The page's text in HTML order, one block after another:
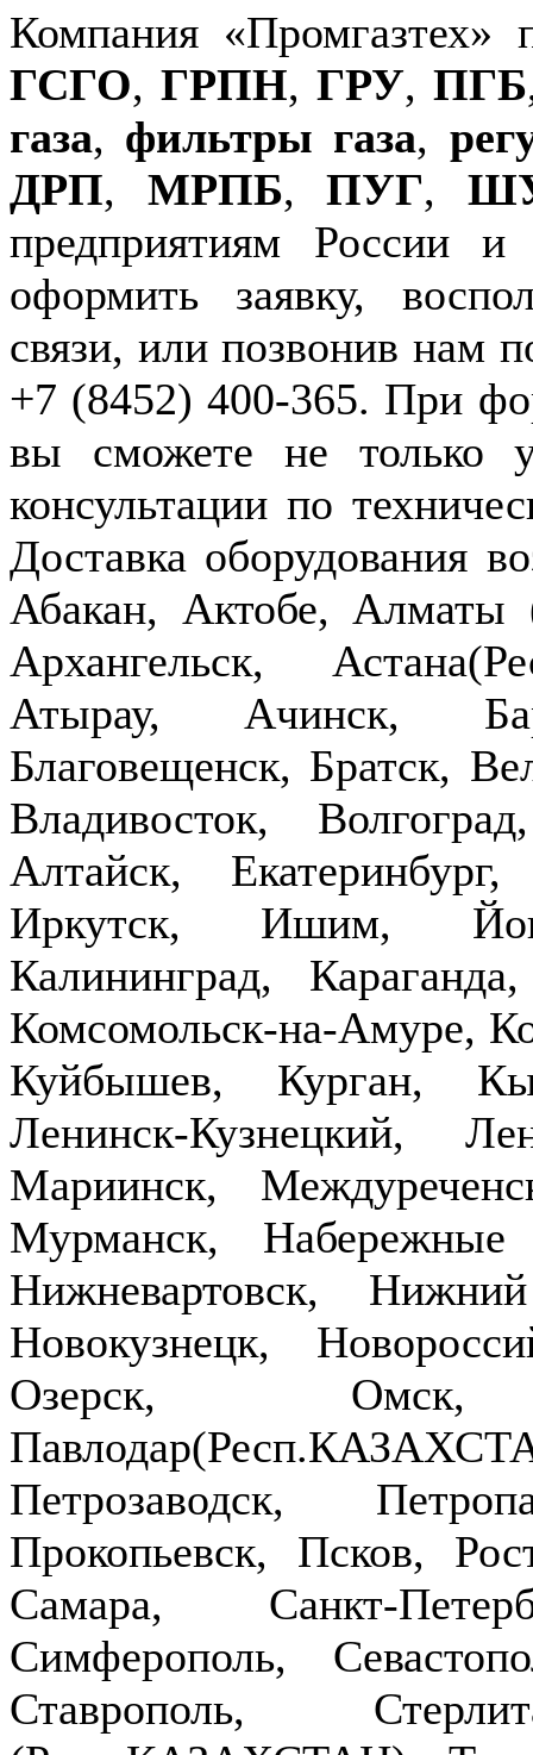
Компания «Промгазтех»
ГСГО, ГРПН, ГРУ, ПГБ
газа, фильтры газа,
ДРП, МРПБ,ПУГ,
предприятиям России
оформить заявку,
связи, или позвонив нам
+7 (8452) 400-365. При
вы сможете не только
консультации по
Доставка оборудования
Абакан, Актобе,
Архангельск,
Атырау, Ачинск,
Благовещенск, Братск,
Владивосток,
Алтайск,
Иркутск, Ишим,
Калининград,
Комсомольск-на-Амуре,
Куйбышев, Курган,
Ленинск-Кузнецкий,
Мариинск,
Мурманск,
Нижневартовск,
Новокузнецк,
Озерск,
Петрозаводск,
Прокопьевск, Псков,
Самара, Санкт-
Симферополь,
Ставрополь,